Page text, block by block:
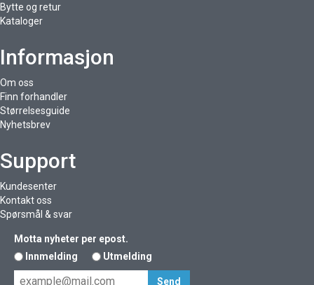
Bytte og retur
Kataloger
Informasjon
Om oss
Finn forhandler
Størrelsesguide
Nyhetsbrev
Support
Kundesenter
Kontakt oss
Spørsmål & svar
Motta nyheter per epost.
Innmelding
Utmelding